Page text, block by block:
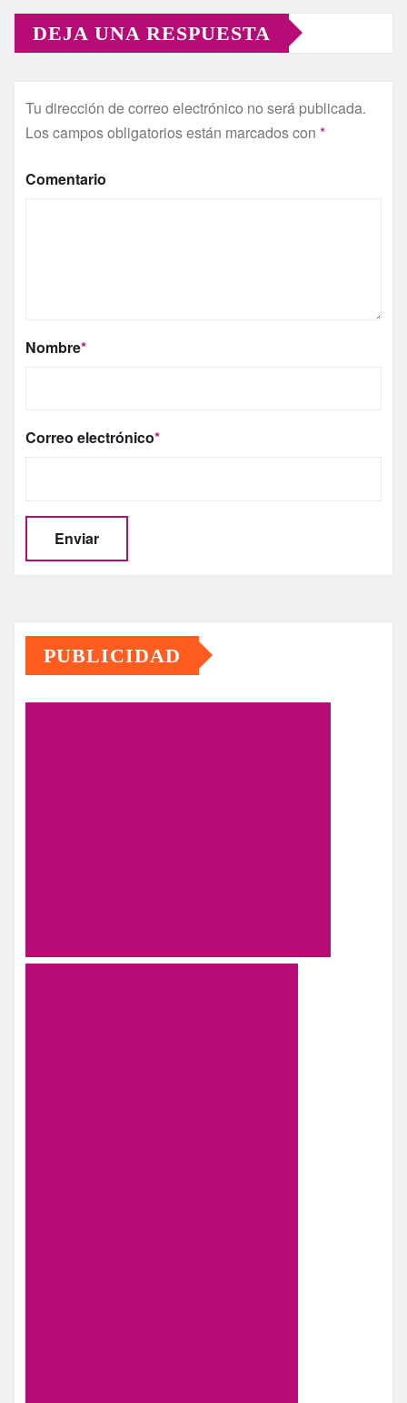
DEJA UNA RESPUESTA
Tu dirección de correo electrónico no será publicada.
Los campos obligatorios están marcados con *
Comentario
Nombre*
Correo electrónico*
PUBLICIDAD